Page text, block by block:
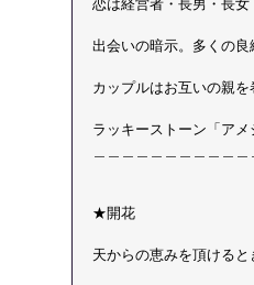
恋は経営者・長男・長
出会いの暗示。多くの
カップルはお互いの親を
ラッキーストーン「アメ
★開花
天からの恵みを頂ける